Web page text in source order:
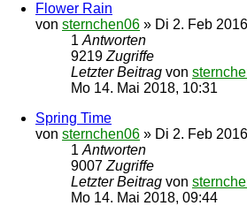
Flower Rain
von sternchen06 » Di 2. Feb
1 Antworten
9219 Zugriffe
Letzter Beitrag von
Mo 14. Mai 2018, 10:31
Spring Time
von sternchen06 » Di 2. Feb
1 Antworten
9007 Zugriffe
Letzter Beitrag von
Mo 14. Mai 2018, 09:44